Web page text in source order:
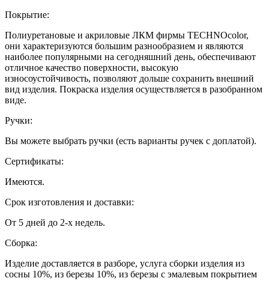
Покрытие:
Полиуретановые и акриловые ЛКМ фирмы TECHNOcolor,
они характеризуются большим разнообразием и являются
наиболее популярными на сегодняшний день, обеспечивают
отличное качество поверхности, высокую
износоустойчивость, позволяют дольше сохранить внешний
вид изделия. Покраска изделия осуществляется в разобранном
виде.
Ручки:
Вы можете выбрать ручки (есть варианты ручек с доплатой).
Сертификаты:
Имеются.
Срок изготовления и доставки:
От 5 дней до 2-х недель.
Сборка:
Изделие доставляется в разборе, услуга сборки изделия из
сосны 10%, из березы 10%, из березы с эмалевым покрытием